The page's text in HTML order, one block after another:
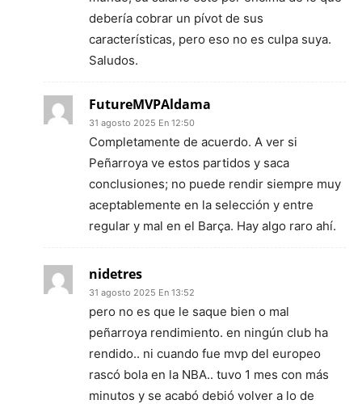
debería cobrar un pívot de sus
características, pero eso no es culpa suya.
Saludos.
FutureMVPAldama
31 agosto 2025 En 12:50
Completamente de acuerdo. A ver si
Peñarroya ve estos partidos y saca
conclusiones; no puede rendir siempre muy
aceptablemente en la selección y entre
regular y mal en el Barça. Hay algo raro ahí.
nidetres
31 agosto 2025 En 13:52
pero no es que le saque bien o mal
peñarroya rendimiento. en ningún club ha
rendido.. ni cuando fue mvp del europeo
rascó bola en la NBA.. tuvo 1 mes con más
minutos y se acabó debió volver a lo de